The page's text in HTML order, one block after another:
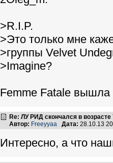
>R.I.P.
>Это только мне
>группы Velvet
>Imagine?
Femme Fatale вышла
Re: ЛУ РИД скончался в возрасте
Автор: Freeyyaa Дата: 28.10.13
Интересно, а что